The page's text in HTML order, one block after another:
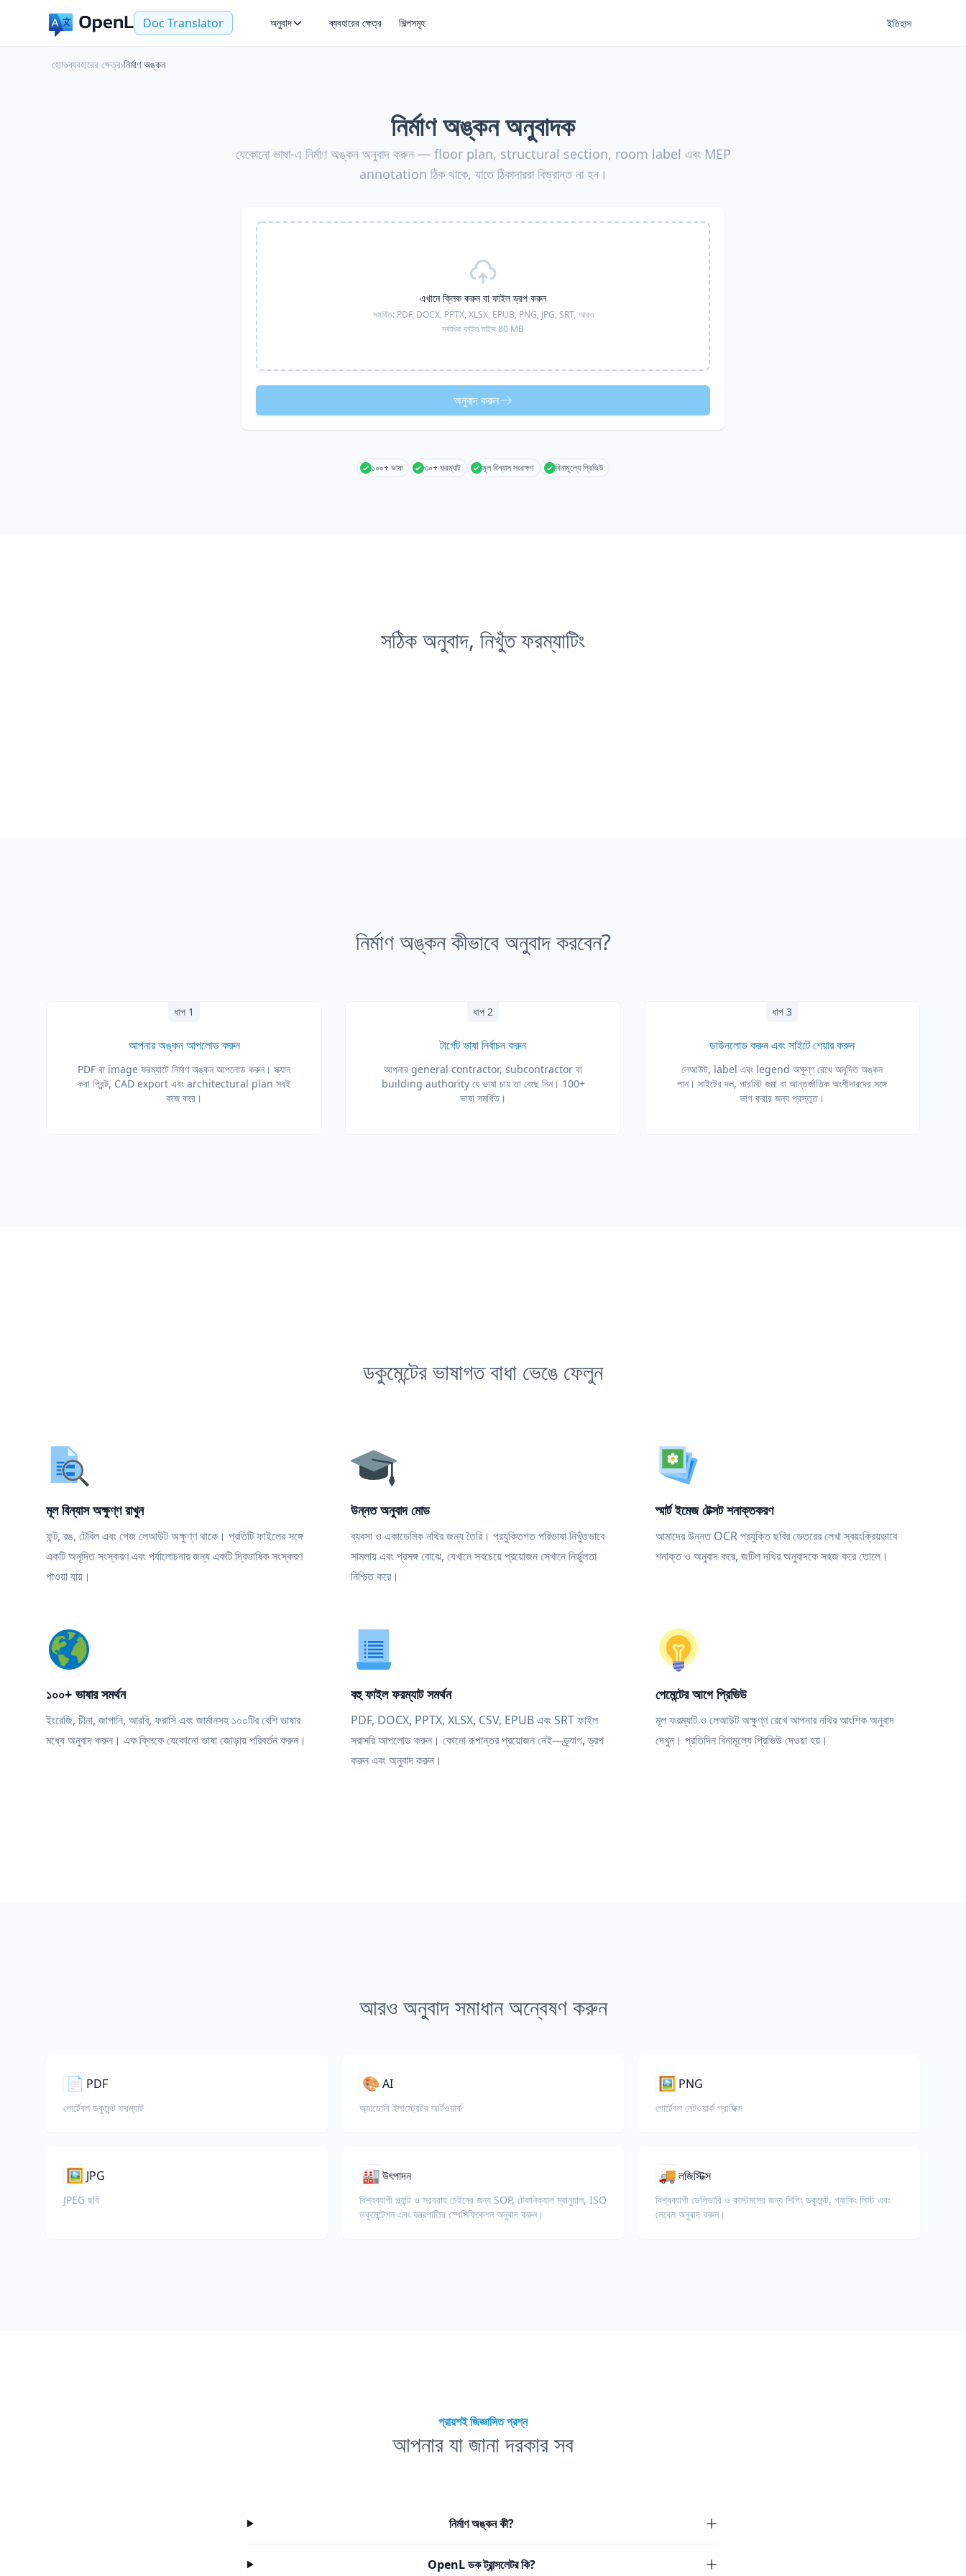
Doc Translator অনুবাদ ব্যবহারের ক্ষেত্র শিল্পসমূহ ইতিহাস
হোম›ব্যবহারের ক্ষেত্র›নির্মাণ অঙ্কন
নির্মাণ অঙ্কন অনুবাদক
যেকোনো ভাষা-এ নির্মাণ অঙ্কন অনুবাদ করুন — floor plan, structural section, room label এবং MEP
annotation ঠিক থাকে, যাতে ঠিকাদাররা বিভ্রান্ত না হন।
এখানে ক্লিক করুন বা ফাইল ড্রপ করুন
সমর্থিত: PDF, DOCX, PPTX, XLSX, EPUB, PNG, JPG, SRT, আরও
সর্বাধিক ফাইল সাইজ 80 MB
অনুবাদ করুন
১০০+ ভাষা ৩০+ ফরম্যাট মূল বিন্যাস সংরক্ষণ বিনামূল্যে প্রিভিউ
সঠিক অনুবাদ, নিখুঁত ফরম্যাটিং
নির্মাণ অঙ্কন কীভাবে অনুবাদ করবেন?
ধাপ 1
আপনার অঙ্কন আপলোড করুন
PDF বা image ফরম্যাটে নির্মাণ অঙ্কন আপলোড করুন। স্ক্যান
করা প্রিন্ট, CAD export এবং architectural plan সবই
কাজ করে।
ধাপ 2
টার্গেট ভাষা নির্বাচন করুন
আপনার general contractor, subcontractor বা
building authority যে ভাষা চায় তা বেছে নিন। 100+
ভাষা সমর্থিত।
ধাপ 3
ডাউনলোড করুন এবং সাইটে শেয়ার করুন
লেআউট, label এবং legend অক্ষুণ্ণ রেখে অনূদিত অঙ্কন
পান। সাইটের দল, পারমিট জমা বা আন্তর্জাতিক অংশীদারদের সঙ্গে
ভাগ করার জন্য প্রস্তুত।
ডকুমেন্টের ভাষাগত বাধা ভেঙে ফেলুন
মূল বিন্যাস অক্ষুণ্ণ রাখুন
ফন্ট, রঙ, টেবিল এবং পেজ লেআউট অক্ষুণ্ণ থাকে। প্রতিটি ফাইলের সঙ্গে
একটি অনূদিত সংস্করণ এবং পর্যালোচনার জন্য একটি দ্বিভাষিক সংস্করণ
পাওয়া যায়।
উন্নত অনুবাদ মোড
ব্যবসা ও একাডেমিক নথির জন্য তৈরি। প্রযুক্তিগত পরিভাষা নিখুঁতভাবে
সামলায় এবং প্রসঙ্গ বোঝে, যেখানে সবচেয়ে প্রয়োজন সেখানে নির্ভুলতা
নিশ্চিত করে।
স্মার্ট ইমেজ টেক্সট শনাক্তকরণ
আমাদের উন্নত OCR প্রযুক্তি ছবির ভেতরের লেখা স্বয়ংক্রিয়ভাবে
শনাক্ত ও অনুবাদ করে, জটিল নথির অনুবাদকে সহজ করে তোলে।
১০০+ ভাষার সমর্থন
ইংরেজি, চীনা, জাপানি, আরবি, ফরাসি এবং জার্মানসহ ১০০টির বেশি ভাষার
মধ্যে অনুবাদ করুন। এক ক্লিকে যেকোনো ভাষা জোড়ায় পরিবর্তন করুন।
বহু ফাইল ফরম্যাট সমর্থন
PDF, DOCX, PPTX, XLSX, CSV, EPUB এবং SRT ফাইল
সরাসরি আপলোড করুন। কোনো রূপান্তর প্রয়োজন নেই—ড্র্যাগ, ড্রপ
করুন এবং অনুবাদ করুন।
পেমেন্টের আগে প্রিভিউ
মূল ফরম্যাট ও লেআউট অক্ষুণ্ণ রেখে আপনার নথির আংশিক অনুবাদ
দেখুন। প্রতিদিন বিনামূল্যে প্রিভিউ দেওয়া হয়।
আরও অনুবাদ সমাধান অন্বেষণ করুন
📄 PDF
পোর্টেবল ডকুমেন্ট ফরম্যাট
🎨AI
অ্যাডোবি ইলাস্ট্রেটর আর্টওয়ার্ক
🖼️ PNG
পোর্টেবল নেটওয়ার্ক গ্রাফিক্স
🖼️ JPG
JPEG ছবি
🏭উৎপাদন
বিশ্বব্যাপী প্ল্যান্ট ও সরবরাহ চেইনের জন্য SOP, টেকনিক্যাল ম্যানুয়াল, ISO
ডকুমেন্টেশন এবং যন্ত্রপাতির স্পেসিফিকেশন অনুবাদ করুন।
🚚লজিস্টিক্স
বিশ্বব্যাপী ডেলিভারি ও কাস্টমসের জন্য শিপিং ডকুমেন্ট, প্যাকিং লিস্ট এবং
লেবেল অনুবাদ করুন।
প্রায়শই জিজ্ঞাসিত প্রশ্ন
আপনার যা জানা দরকার সব
নির্মাণ অঙ্কন কী?
OpenL ডক ট্রান্সলেটর কি?